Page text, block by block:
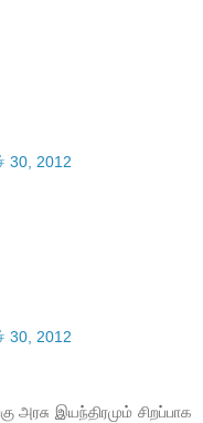
30, 2012
30, 2012
அரசு இயந்திரமும் சிறப்பாக